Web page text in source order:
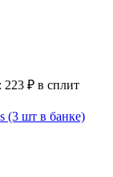
223 ₽ в сплит
(3 шт в банке)